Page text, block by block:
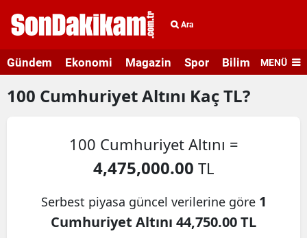
Ara
Gündem Ekonomi Magazin Spor Bilim veMENÜ
100 Cumhuriyet Altını Kaç TL?
100 Cumhuriyet Altını =
4,475,000.00 TL
Serbest piyasa güncel verilerine göre 1
Cumhuriyet Altını 44,750.00 TL